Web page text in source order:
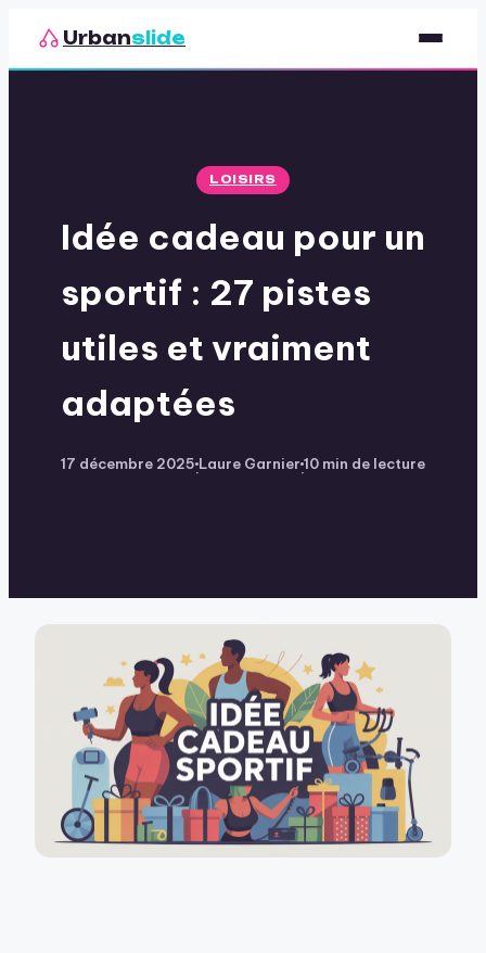
Urbanslide
Loisirs
LOISIRS
Idée cadeau pour un
sportif : 27 pistes
utiles et vraiment
adaptées
17 décembre 2025
·
Laure Garnier
·
10 min de lecture